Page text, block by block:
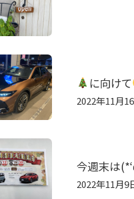
に向けて
2022年11月
今週末は
2022年11月9